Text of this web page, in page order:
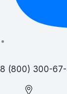
8 (800) 300-